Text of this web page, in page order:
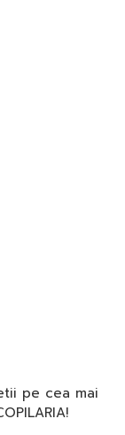
pe cea mai